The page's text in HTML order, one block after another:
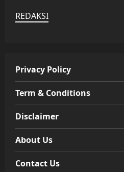
REDAKSI
Privacy Policy
Term & Conditions
Disclaimer
About Us
Contact Us